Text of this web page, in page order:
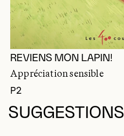
REVIENS MON LAPIN!
Appréciation sensible
P2
SUGGESTIONS